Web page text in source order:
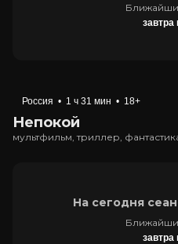
завтра
Россия • 1 ч 31 мин • 18+
Непокой
мультфильм, триллер,
На сегодня
завтра